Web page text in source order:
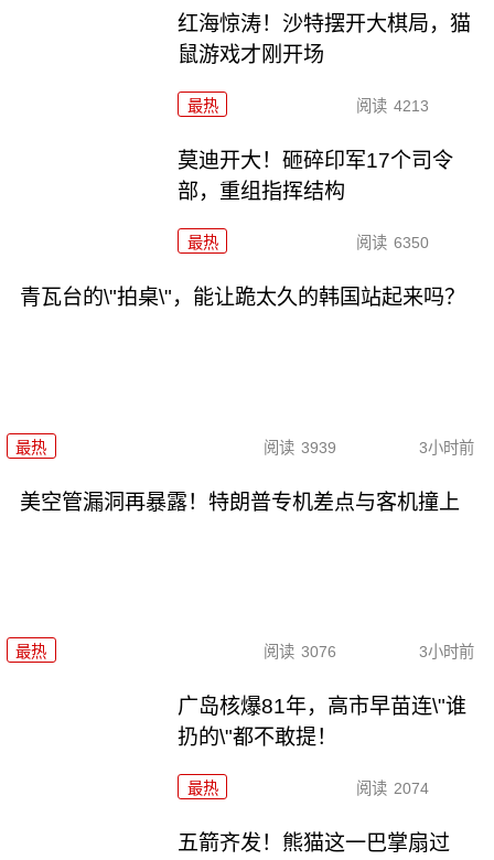
红海惊涛！沙特摆开大棋局，猫
鼠游戏才刚开场
最热 阅读 4213
莫迪开大！砸碎印军17个司令
部，重组指挥结构
最热 阅读 6350
青瓦台的\"拍桌\"，能让跪太久的韩国站起来吗？
最热 阅读 3939 3小时前
美空管漏洞再暴露！特朗普专机差点与客机撞上
最热 阅读 3076 3小时前
广岛核爆81年，高市早苗连\"谁
扔的\"都不敢提！
最热 阅读 2074
五箭齐发！熊猫这一巴掌扇过